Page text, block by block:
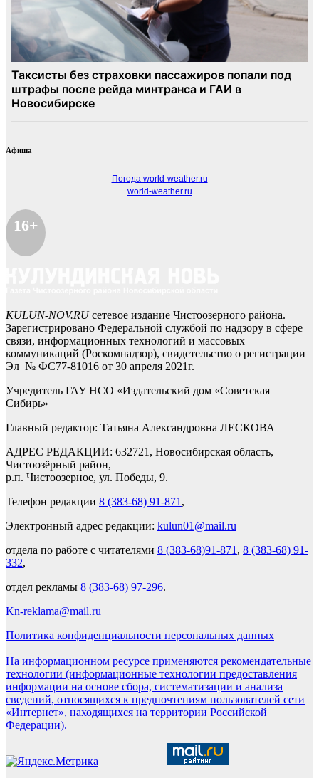
Афиша
Погода world-weather.ru
world-weather.ru
16+
KULUN-NOV.RUсетевое издание Чистоозерного района.
Зарегистрировано Федеральной службой по надзору в сфере
связи, информационных технологий и массовых
коммуникаций (Роскомнадзор), свидетельство о регистрации
Эл № ФС77-81016 от 30 апреля 2021г.
Учредитель ГАУ НСО «Издательский дом «Советская
Сибирь»
Главный редактор: Татьяна Александровна ЛЕСКОВА
АДРЕС РЕДАКЦИИ: 632721, Новосибирская область,
Чистоозёрный район,
р.п. Чистоозерное, ул. Победы, 9.
Телефон редакции 8 (383-68) 91-871 ,
Электронный адрес редакции: kulun01@mail.ru
отдела по работе с читателями 8 (383-68)91-871 , 8 (383-68) 91-
332,
отдел рекламы 8 (383-68) 97-296.
Kn-reklama@mail.ru
Политика конфиденциальности персональных данных
На информационном ресурсе применяются рекомендательные
технологии (информационные технологии предоставления
информации на основе сбора, систематизации и анализа
сведений, относящихся к предпочтениям пользователей сети
«Интернет», находящихся на территории Российской
Федерации).